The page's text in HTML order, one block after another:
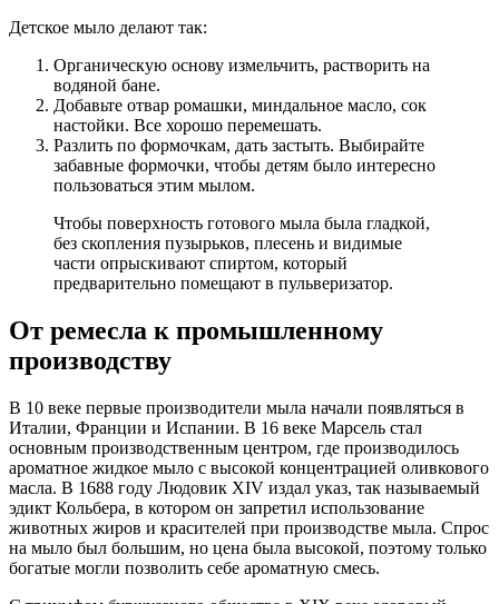
Детское мыло делают так:
Органическую основу измельчить, растворить на
водяной бане.
Добавьте отвар ромашки, миндальное масло, сок
настойки. Все хорошо перемешать.
Разлить по формочкам, дать застыть. Выбирайте
забавные формочки, чтобы детям было интересно
пользоваться этим мылом.
Чтобы поверхность готового мыла была гладкой,
без скопления пузырьков, плесень и видимые
части опрыскивают спиртом, который
предварительно помещают в пульверизатор.
От ремесла к промышленному
производству
В 10 веке первые производители мыла начали появляться в
Италии, Франции и Испании. В 16 веке Марсель стал
основным производственным центром, где производилось
ароматное жидкое мыло с высокой концентрацией оливкового
масла. В 1688 году Людовик XIV издал указ, так называемый
эдикт Кольбера, в котором он запретил использование
животных жиров и красителей при производстве мыла. Спрос
на мыло был большим, но цена была высокой, поэтому только
богатые могли позволить себе ароматную смесь.